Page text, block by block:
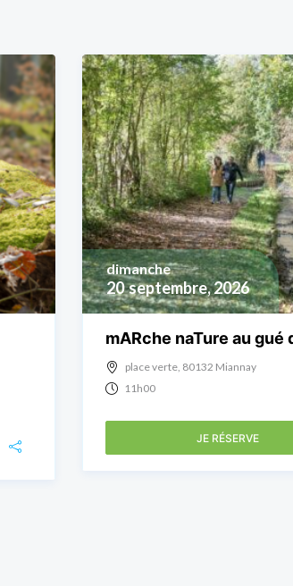
20 septembre, 2026
dimanche
mARche naTure au gué
place verte, 80132 Miannay
11h00
JE RÉSERVE